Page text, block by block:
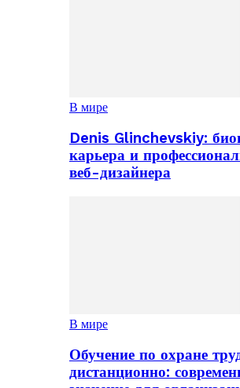
В мире
Denis Glinchevskiy:
карьера и
веб-дизайнера
В мире
Обучение по охране
дистанционно: